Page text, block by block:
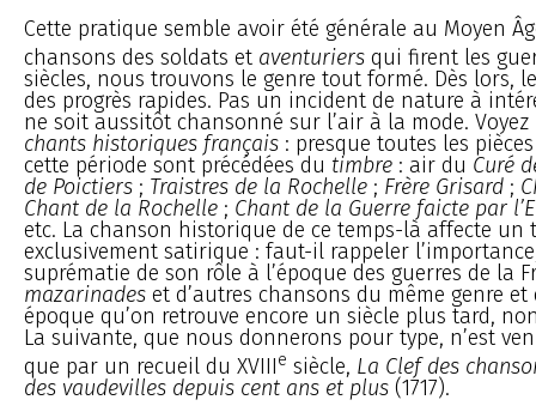
Cette pratique semble avoir été générale au Moyen
chansons des soldats et aventuriers qui firent les
siècles, nous trouvons le genre tout formé. Dès lors,
des progrès rapides. Pas un incident de nature à
ne soit aussitôt chansonné sur l’air à la mode.
chants historiques français : presque toutes les
cette période sont précédées du timbre : air du Curé
de Poictiers ; Traistres de la Rochelle ; Frère Grisard ;
Chant de la Rochelle ; Chant de la Guerre faicte par
etc. La chanson historique de ce temps-là affecte un
exclusivement satirique : faut-il rappeler
suprématie de son rôle à l’époque des guerres de la
mazarinades et d’autres chansons du même genre et
époque qu’on retrouve encore un siècle plus tard,
La suivante, que nous donnerons pour type, n’est
que par un recueil du XVIIIe siècle, La Clef des
des vaudevilles depuis cent ans et plus (1717).